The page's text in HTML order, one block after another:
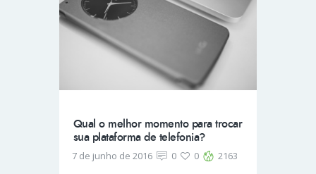
Qual o melhor momento para trocar
sua plataforma de telefonia?
7 de junho de 2016 0 0 2163